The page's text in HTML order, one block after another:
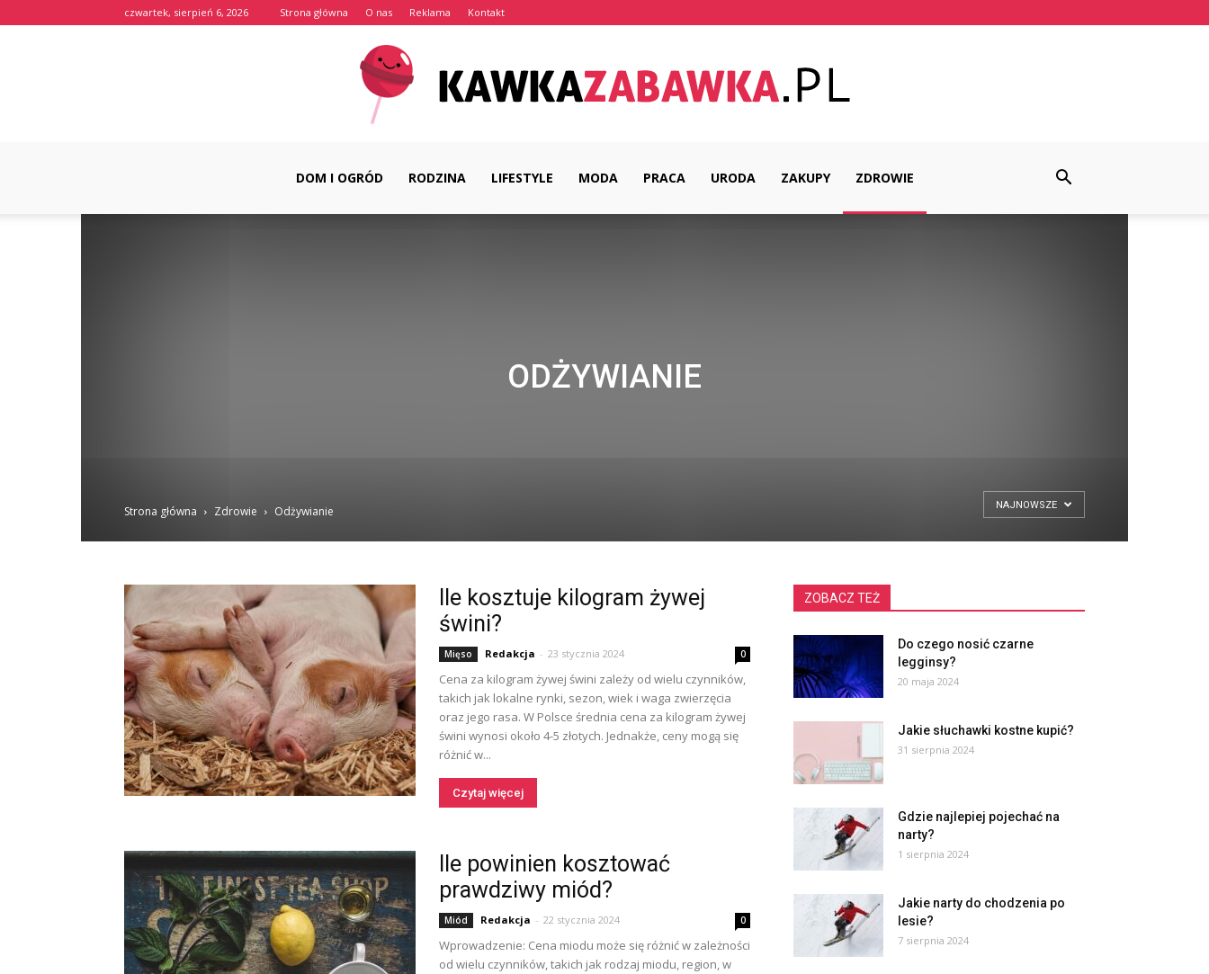
czwartek, sierpień 6, 2026 Strona główna O nas Reklama Kontakt
KawkaZabawka.pl
DOM I OGRÓD RODZINA LIFESTYLE MODA PRACA URODA ZAKUPY ZDROWIE
Strona główna Zdrowie Odżywianie
ODŻYWIANIE
NAJNOWSZE
Ile kosztuje kilogram żywej
świni?
Mięso Redakcja - 23 stycznia 2024 0
Cena za kilogram żywej świni zależy od wielu czynników,
takich jak lokalne rynki, sezon, wiek i waga zwierzęcia
oraz jego rasa. W Polsce średnia cena za kilogram żywej
świni wynosi około 4-5 złotych. Jednakże, ceny mogą się
różnić w...
Czytaj więcej
Ile powinien kosztować
prawdziwy miód?
Miód Redakcja - 22 stycznia 2024 0
Wprowadzenie: Cena miodu może się różnić w zależności
od wielu czynników, takich jak rodzaj miodu, region, w
ZOBACZ TEŻ
Do czego nosić czarne
legginsy?
20 maja 2024
Jakie słuchawki kostne kupić?
31 sierpnia 2024
Gdzie najlepiej pojechać na
narty?
1 sierpnia 2024
Jakie narty do chodzenia po
lesie?
7 sierpnia 2024